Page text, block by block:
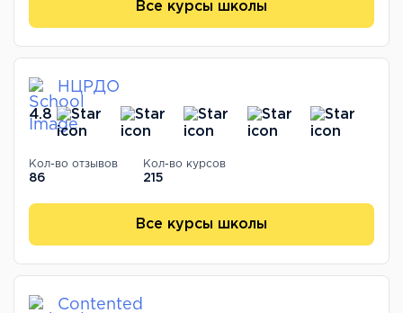
Все курсы школы
НЦРДО
4.8
Кол-во отзывов
86
Кол-во курсов
215
Все курсы школы
Contented